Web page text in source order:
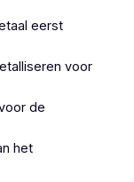
eerst
voor
de
het